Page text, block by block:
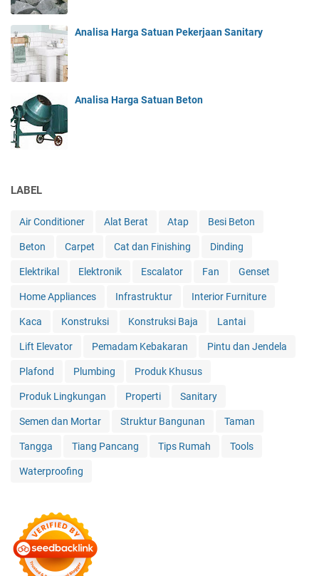
Analisa Harga Satuan Pekerjaan Sanitary
Analisa Harga Satuan Beton
LABEL
Air Conditioner Alat Berat Atap Besi Beton
Beton Carpet Cat dan Finishing Dinding
Elektrikal Elektronik Escalator Fan Genset
Home Appliances Infrastruktur Interior Furniture
Kaca Konstruksi Konstruksi Baja Lantai
Lift Elevator Pemadam Kebakaran Pintu dan Jendela
Plafond Plumbing Produk Khusus
Produk Lingkungan Properti Sanitary
Semen dan Mortar Struktur Bangunan Taman
Tangga Tiang Pancang Tips Rumah Tools
Waterproofing